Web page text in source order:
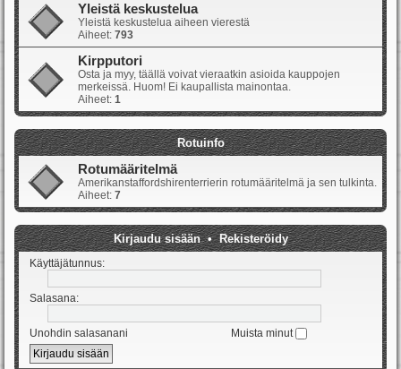
Yleistä keskustelua
Yleistä keskustelua aiheen vierestä
Aiheet: 793
Kirpputori
Osta ja myy, täällä voivat vieraatkin asioida kauppojen
merkeissä. Huom! Ei kaupallista mainontaa.
Aiheet: 1
Rotuinfo
Rotumääritelmä
Amerikanstaffordshirenterrierin rotumääritelmä ja sen tulkinta.
Aiheet: 7
Kirjaudu sisään•Rekisteröidy
Käyttäjätunnus:
Salasana:
Unohdin salasanani Muista minut